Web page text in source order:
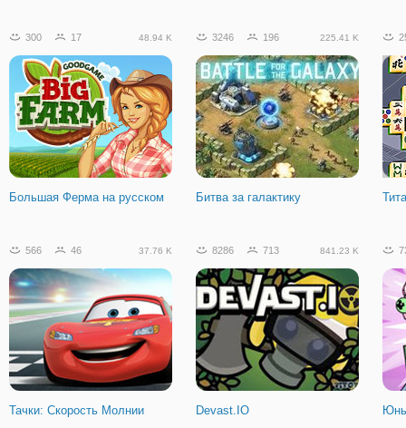
Flakmeister
300 17 48.94 K
Большая Ферма на русском
3246 196 225.41 K
Битва за галактику
566 46 37.76 K
Тачки: Скорость Молнии
8286 713 841.23 K
Devast.IO